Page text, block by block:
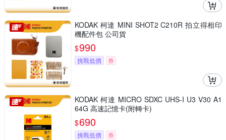
KODAK 柯達 MINI SHOT2 C210R 拍立得相印
機配件包 公司貨
$990
挑戰低價 券
KODAK 柯達 MICRO SDXC UHS-I U3 V30 A1
64G 高速記憶卡(附轉卡)
$690
挑戰低價 券